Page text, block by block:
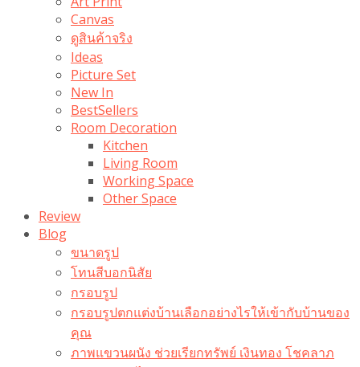
Canvas
ดูสินค้าจริง
Ideas
Picture Set
New In
BestSellers
Room Decoration
Kitchen
Living Room
Working Space
Other Space
Review
Blog
ขนาดรูป
โทนสีบอกนิสัย
กรอบรูป
กรอบรูปตกแต่งบ้านเลือกอย่างไรให้เข้ากับบ้านของ
คุณ
ภาพแขวนผนัง ช่วยเรียกทรัพย์ เงินทอง โชคลาภ